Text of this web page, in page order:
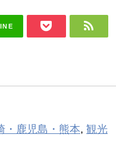
・鹿児島・熊本, 観光